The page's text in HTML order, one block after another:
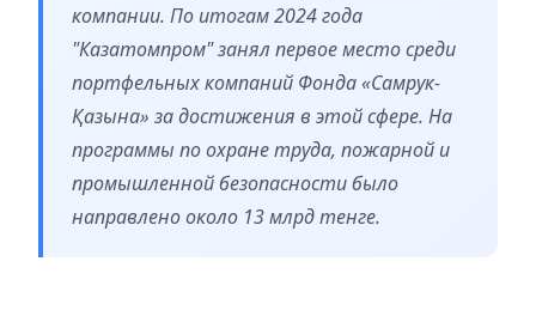
компании. По итогам 2024 года
"Казатомпром" занял первое место среди
портфельных компаний Фонда «Самрук-
Қазына» за достижения в этой сфере. На
программы по охране труда, пожарной и
промышленной безопасности было
направлено около 13 млрд тенге.